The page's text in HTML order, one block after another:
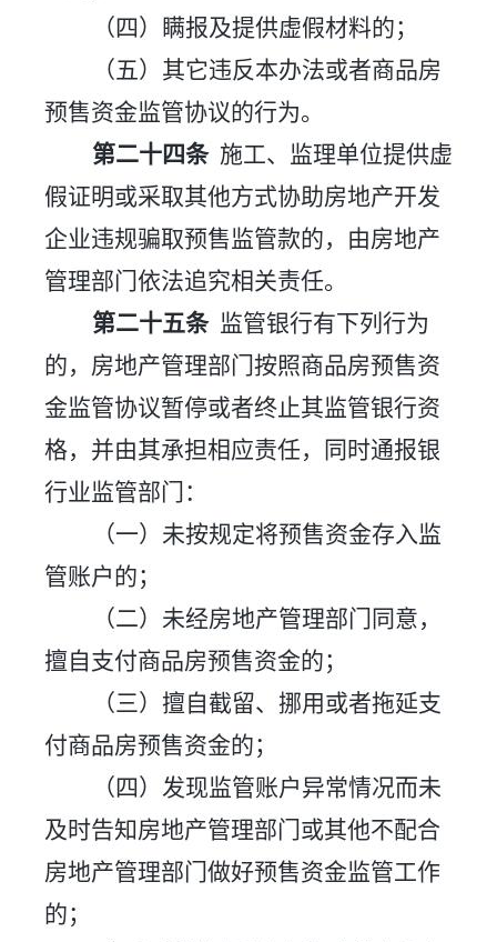
（四）瞒报及提供虚假材料的；
（五）其它违反本办法或者商品房
预售资金监管协议的行为。
第二十四条 施工、监理单位提供虚
假证明或采取其他方式协助房地产开发
企业违规骗取预售监管款的，由房地产
管理部门依法追究相关责任。
第二十五条 监管银行有下列行为
的，房地产管理部门按照商品房预售资
金监管协议暂停或者终止其监管银行资
格，并由其承担相应责任，同时通报银
行业监管部门：
（一）未按规定将预售资金存入监
管账户的；
（二）未经房地产管理部门同意，
擅自支付商品房预售资金的；
（三）擅自截留、挪用或者拖延支
付商品房预售资金的；
（四）发现监管账户异常情况而未
及时告知房地产管理部门或其他不配合
房地产管理部门做好预售资金监管工作
的；